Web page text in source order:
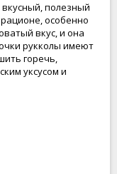
вкусный, полезный
особенно
вкус, и она
рукколы имеют
горечь,
уксусом и
можно заменить
живите легко!